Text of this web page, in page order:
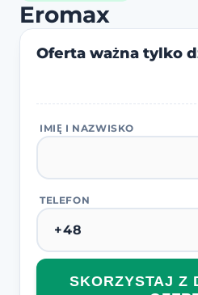
Eromax
Oferta ważna tylko
IMIĘ I NAZWISKO
TELEFON
SKORZYSTAJ Z